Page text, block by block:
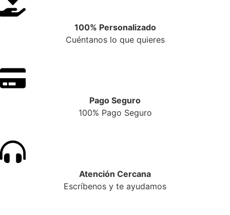
100% Personalizado
Cuéntanos lo que quieres
Pago Seguro
100% Pago Seguro
Atención Cercana
Escríbenos y te ayudamos